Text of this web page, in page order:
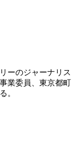
ーのジャーナリス
業委員、東京都町
。